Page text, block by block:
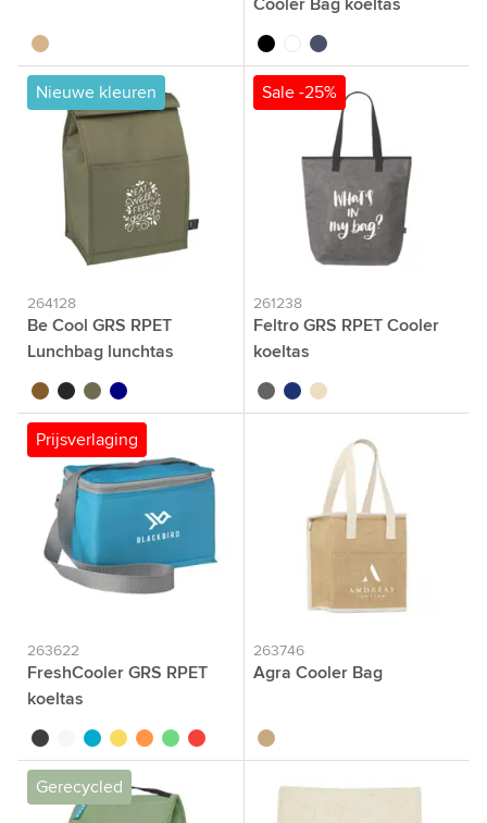
brun bois
Cooler Bag koeltas
noir blancbleu marine
Nieuwe kleuren
264128
Be Cool GRS RPET
Lunchbag lunchtas
brun noir vert olivebleu marine
Sale -25%
261238
Feltro GRS RPET Cooler
koeltas
gris bleu beige
Prijsverlaging
263622
FreshCooler GRS RPET
koeltas
noir blancbleu jauneorange
lime rouge
263746
Agra Cooler Bag
naturel
Gerecycled